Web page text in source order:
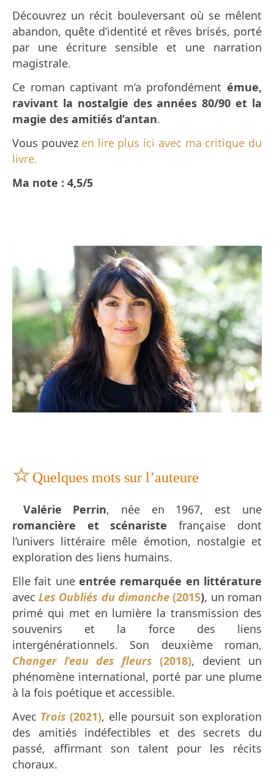
Découvrez un récit bouleversant où se mêlent
abandon, quête d’identité et rêves brisés, porté
par une écriture sensible et une narration
magistrale.
Ce roman captivant m’a profondément émue,
ravivant la nostalgie des années 80/90 et la
magie des amitiés d’antan.
Vous pouvez en lire plus ici avec ma critique du
livre.
Ma note : 4,5/5
☆Quelques mots sur l’auteure
Valérie Perrin, née en 1967, est une
romancière et scénariste française dont
l’univers littéraire mêle émotion, nostalgie et
exploration des liens humains.
Elle fait une entrée remarquée en littérature
avec Les Oubliés du dimanche (2015), un roman
primé qui met en lumière la transmission des
souvenirs et la force des liens
intergénérationnels. Son deuxième roman,
Changer l’eau des fleurs (2018), devient un
phénomène international, porté par une plume
à la fois poétique et accessible.
Avec Trois (2021), elle poursuit son exploration
des amitiés indéfectibles et des secrets du
passé, affirmant son talent pour les récits
choraux.